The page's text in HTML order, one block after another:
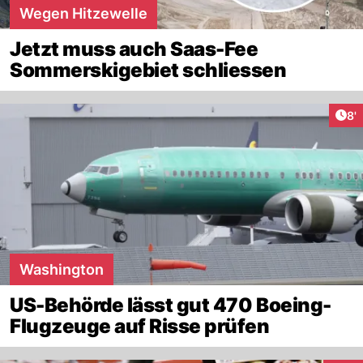
Wegen Hitzewelle
Jetzt muss auch Saas-Fee
Sommerskigebiet schliessen
8'
Washington
US-Behörde lässt gut 470 Boeing-
Flugzeuge auf Risse prüfen